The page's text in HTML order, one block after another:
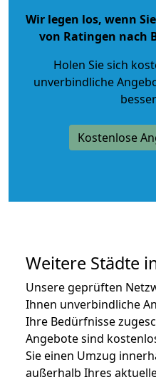
Wir legen los, wenn
von Ratingen nach
Holen Sie sich
unverbindliche
Kostenlose
Weitere Städte
Unsere geprüften
Ihnen unverbindliche
Ihre Bedürfnisse
Angebote sind
Sie einen Umzug
außerhalb Ihres